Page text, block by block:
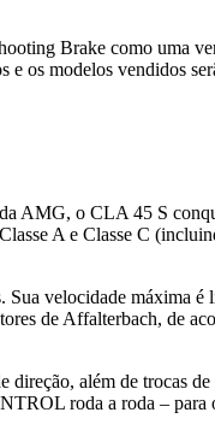
Brake como uma
os modelos vendidos
AMG, o CLA 45 S
A e Classe C
velocidade máxima é
de Affalterbach, de
além de trocas
roda a roda – para